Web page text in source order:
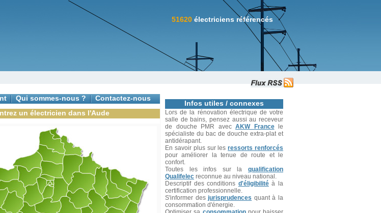
51620 électriciens référencés
Qui sommes-nous ?
Contactez-nous
un électricien dans l'Aude
Infos utiles / connexes
Lors de la rénovation électrique de votre
salle de bains, pensez aussi au receveur
de douche PMR avec AKW Francele
spécialiste du bac de douche extra-plat et
antidérapant.
En savoir plus sur lesressorts renforcés
pour améliorer la tenue de route et le
confort.
Toutes les infos sur la qualification
Qualifelec reconnue au niveau national.
Descriptif des conditions d'éligibilitéà la
certification professionnelle.
S'informer desjurisprudences quant à la
consommation d'énergie.